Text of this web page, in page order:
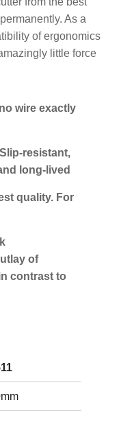
As a
of ergonomics
little force
wire exactly
resistant,
long-lived
quality. For
of
contrast to